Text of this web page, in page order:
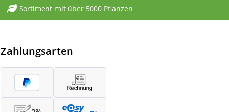
Sortiment mit über 5000 Pflanzen
Zahlungsarten